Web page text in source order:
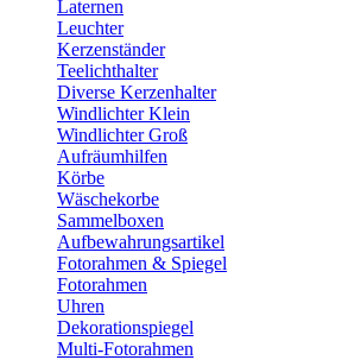
Laternen
Leuchter
Kerzenständer
Teelichthalter
Diverse Kerzenhalter
Windlichter Klein
Windlichter Groß
Aufräumhilfen
Körbe
Wäschekorbe
Sammelboxen
Aufbewahrungsartikel
Fotorahmen & Spiegel
Fotorahmen
Uhren
Dekorationspiegel
Multi-Fotorahmen